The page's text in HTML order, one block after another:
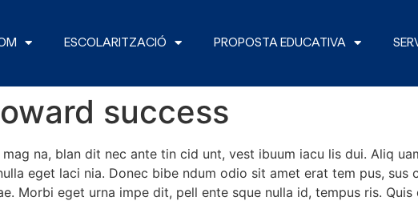
ESCOLARITZACIÓ PROPOSTA EDUCATIVA
success
na, blan dit nec ante tin cid unt, vest ibuum iacu lis dui. Aliq
eget laci nia. Donec bibe ndum odio sit amet erat tem pus, sus
Morbi eget urna impe dit, pell ente sque nulla id, tempus ris.